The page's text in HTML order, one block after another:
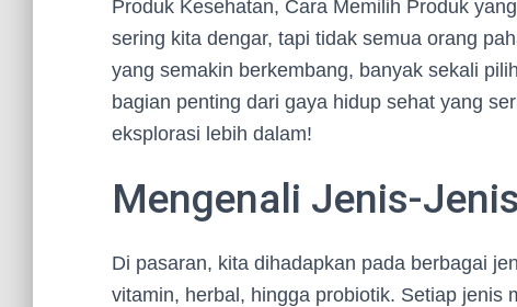
Produk Kesehatan, Cara Memilih Produk
sering kita dengar, tapi tidak semua orang
yang semakin berkembang, banyak sekali
bagian penting dari gaya hidup sehat yang
eksplorasi lebih dalam!
Mengenali Jenis-
Di pasaran, kita dihadapkan pada berbagai
vitamin, herbal, hingga probiotik. Setiap jenis